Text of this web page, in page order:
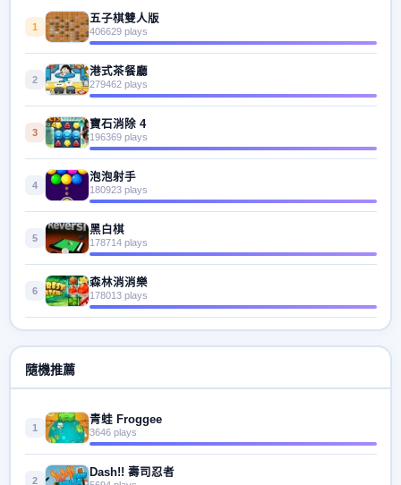
1
五子棋雙人版
406629 plays
2
港式茶餐廳
279462 plays
3
寶石消除 4
196369 plays
4
泡泡射手
180923 plays
5
黑白棋
178714 plays
6
森林消消樂
178013 plays
隨機推薦
1
青蛙 Froggee
3646 plays
2
Dash!! 壽司忍者